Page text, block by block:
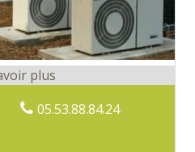
05.53.88.84.24